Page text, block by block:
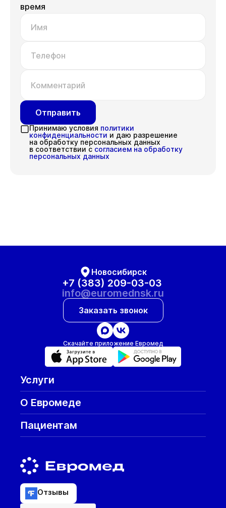
время
Имя
Телефон
Комментарий
Отправить
Принимаю условия политики
конфиденциальности и даю разрешение
на обработку персональных данных
в соответствии с согласием на обработку
персональных данных
Новосибирск
+7 (383) 209-03-03
info@euromednsk.ru
Заказать звонок
Скачайте приложение Евромед
Услуги
О Евромеде
Пациентам
Отзывы